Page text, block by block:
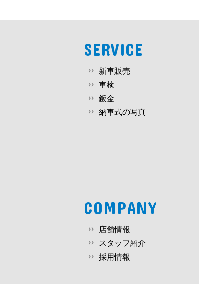
SERVICE
新車販売
車検
鈑金
納車式の写真
COMPANY
店舗情報
スタッフ紹介
採用情報